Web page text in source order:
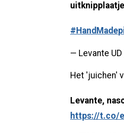
#HandMade
— Levante UD
Het 'juichen'
Levante,
https://t.co/